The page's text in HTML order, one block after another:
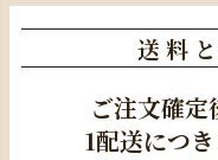
送料
ご注文確定
1配送につき